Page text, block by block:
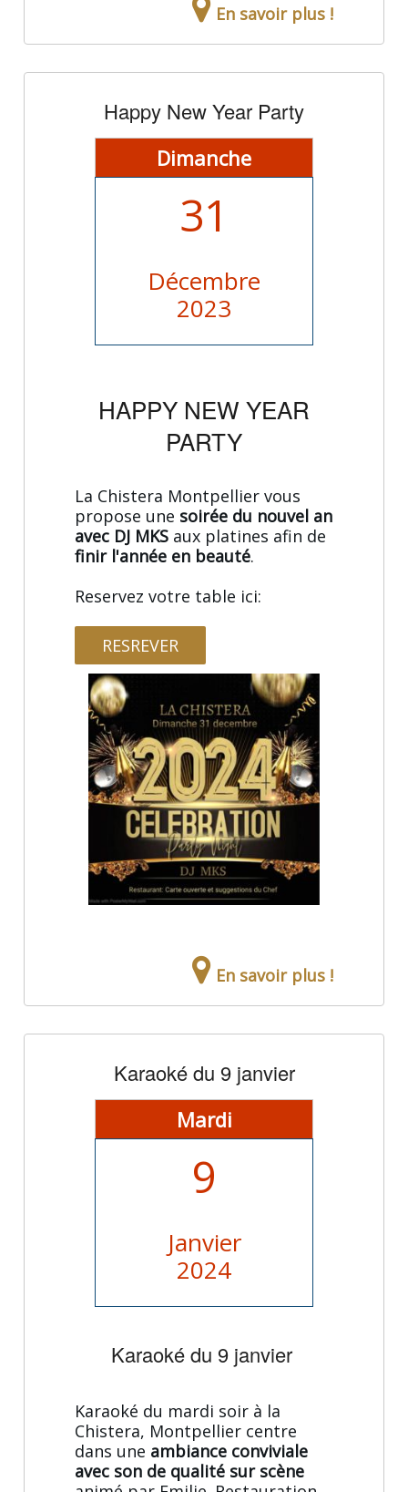
En savoir plus !
Happy New Year Party
Dimanche
31
Décembre
2023
HAPPY NEW YEAR
PARTY
La Chistera Montpellier vous
propose une soirée du nouvel an
avec DJ MKS aux platines afin de
finir l'année en beauté.
Reservez votre table ici:
RESREVER
En savoir plus !
Karaoké du 9 janvier
Mardi
9
Janvier
2024
Karaoké du 9 janvier
Karaoké du mardi soir à la
Chistera, Montpellier centre
dans une ambiance conviviale
avec son de qualité sur scène